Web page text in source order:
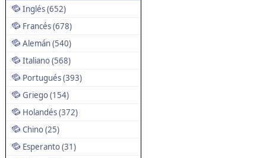
Inglés (652)
Francés (678)
Alemán (540)
Italiano (568)
Portugués (393)
Griego (154)
Holandés (372)
Chino (25)
Esperanto (31)